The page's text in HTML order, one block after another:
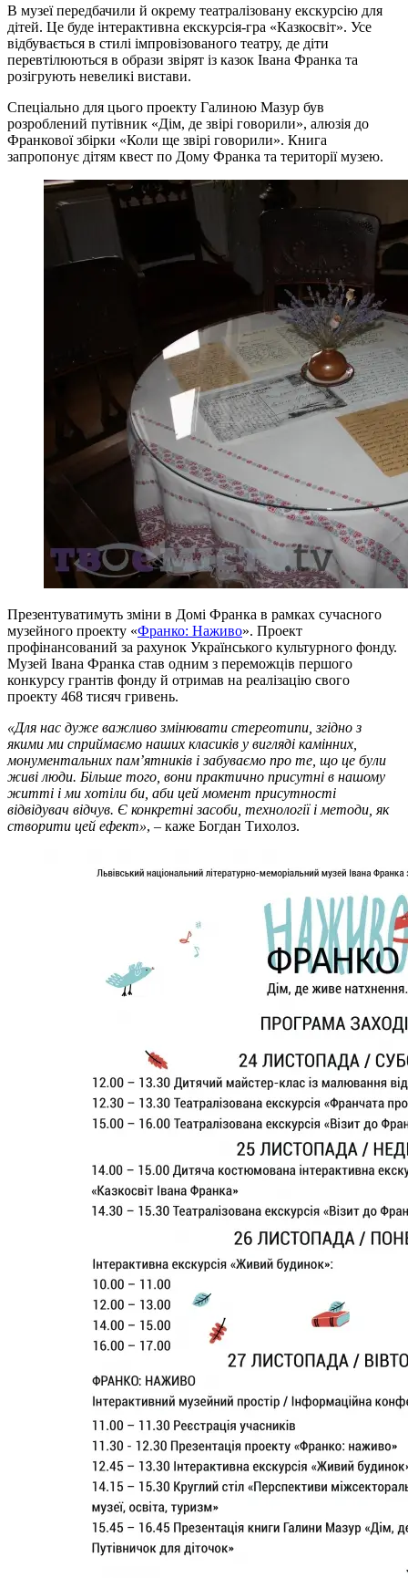
В музеї передбачили й окрему театралізовану екскурсію для
дітей. Це буде інтерактивна екскурсія-гра «Казкосвіт». Усе
відбувається в стилі імпровізованого театру, де діти
перевтілюються в образи звірят із казок Івана Франка та
розігрують невеликі вистави.
Спеціально для цього проекту Галиною Мазур був
розроблений путівник «Дім, де звірі говорили», алюзія до
Франкової збірки «Коли ще звірі говорили». Книга
запропонує дітям квест по Дому Франка та території музею.
Презентуватимуть зміни в Домі Франка в рамках сучасного
музейного проекту «Франко: Наживо». Проект
профінансований за рахунок Українського культурного фонду.
Музей Івана Франка став одним з переможців першого
конкурсу грантів фонду й отримав на реалізацію свого
проекту 468 тисяч гривень.
«Для нас дуже важливо змінювати стереотипи, згідно з
якими ми сприймаємо наших класиків у вигляді камінних,
монументальних пам’ятників і забуваємо про те, що це були
живі люди. Більше того, вони практично присутні в нашому
житті і ми хотіли би, аби цей момент присутності
відвідувач відчув. Є конкретні засоби, технології і методи, як
створити цей ефект», – каже Богдан Тихолоз.